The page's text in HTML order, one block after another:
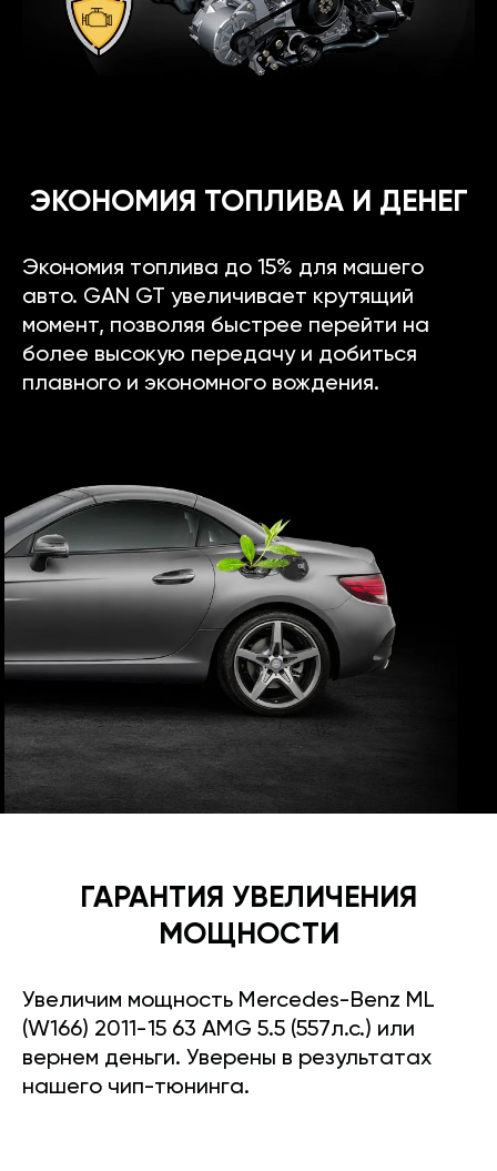
ЭКОНОМИЯ ТОПЛИВА И ДЕНЕГ
Экономия топлива до 15% для машего
авто. GAN GT увеличивает крутящий
момент, позволяя быстрее перейти на
более высокую передачу и добиться
плавного и экономного вождения.
ГАРАНТИЯ УВЕЛИЧЕНИЯ
МОЩНОСТИ
Увеличим мощность Mercedes-Benz ML
(W166) 2011-15 63 AMG 5.5 (557л.с.) или
вернем деньги. Уверены в результатах
нашего чип-тюнинга.